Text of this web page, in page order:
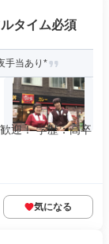
タイム必須
手当あり*
迎！ 学歴：高卒
気になる